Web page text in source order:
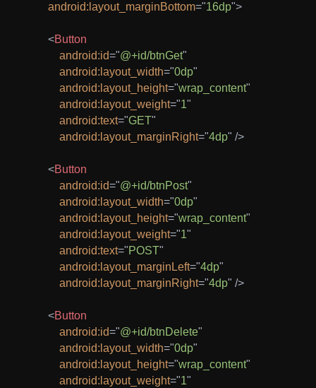
android: layout_marginBottom="16dp">
<Button
android:id="@+id/btnGet"
android: layout_width="0dp"
android: layout_height="wrap_content"
android: layout_weight="1"
android:text="GET"
android: layout_marginRight="4dp" />
<Button
android:id="@+id/btnPost"
android: layout_width="0dp"
android: layout_height="wrap_content"
android: layout_weight="1"
android:text="POST"
android: layout_marginLeft="4dp"
android: layout_marginRight="4dp" />
<Button
android:id="@+id/btnDelete"
android: layout_width="0dp"
android: layout_height="wrap_content"
android: layout_weight="1"